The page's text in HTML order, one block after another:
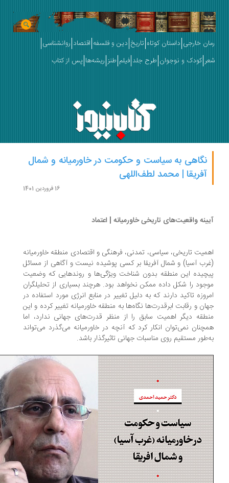
خارجی داستان کوتاه تاریخ دین و فلسفه اقتصاد روانشناسی
کودک و نوجوان طرح جلد فیلم طنز ریشه‌ها پس از کتاب
نگاهی به سیاست و حکومت در خاورمیانه و شمال
آفریقا | محمد لطف‌اللهی
واقعیت‌های تاریخی خاورمیانه | اعتماد
تاریخی، سیاسی، تمدنی، فرهنگی و اقتصادی منطقه خاورمیانه
آسیا) و شمال آفریقا بر کسی پوشیده نیست و آگاهی از مسائل
این منطقه بدون شناخت ویژگی‌ها و روندهایی که وضعیت
را شکل داده ممکن نخواهد بود. هرچند بسیاری از تحلیلگران
تاکید دارند که به دلیل تغییر در منابع انرژی مورد استفاده در
و رقابت ابرقدرت‌ها نگاه‌ها به منطقه خاورمیانه تغییر کرده و این
دیگر اهمیت سابق را از منظر قدرت‌های جهانی ندارد، اما
نمی‌توان انکار کرد که آنچه در خاورمیانه می‌گذرد می‌تواند
مستقیم روی مناسبات جهانی تاثیرگذار باشد.